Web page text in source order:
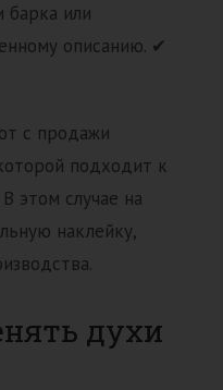
барка или
описанию. ✔
с продажи
подходит к
этом случае на
наклейку,
духи